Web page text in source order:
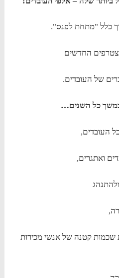
כלל "מתחת לפנס".
החדשים
של העובדים.
כל השנים…
העובדים,
ואתגרים,
שכמות קטנה של אנשי מכירות